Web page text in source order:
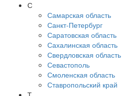
С
Самарская область
Санкт-Петербург
Саратовская область
Сахалинская область
Свердловская область
Севастополь
Смоленская область
Ставропольский край